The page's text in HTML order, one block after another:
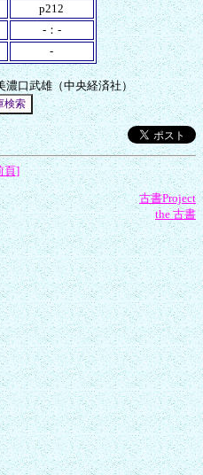
p212
-：-
-
頁]
古書Project
the 古書